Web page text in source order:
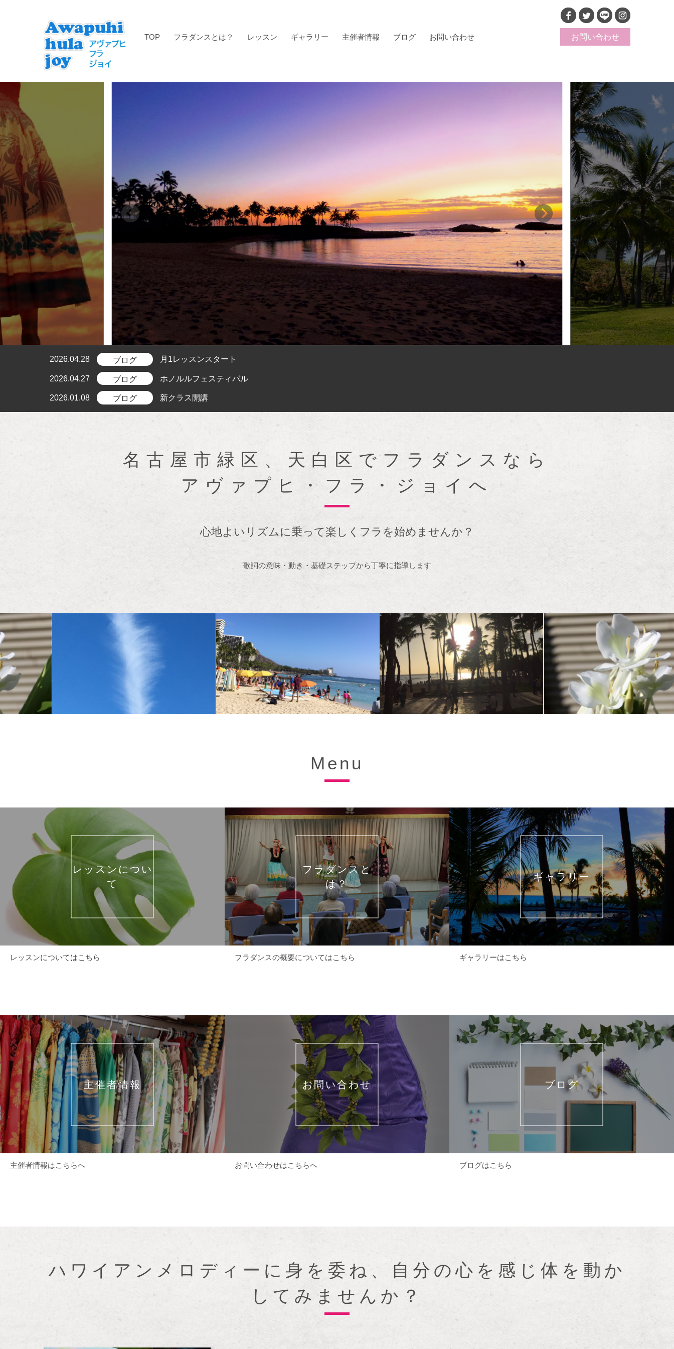
TOP フラダンスとは？ レッスン ギャラリー 主催者情報 ブログ お問い合わせ お問い合わせ
2026.04.28 ブログ 月1レッスンスタート
2026.04.27 ブログ ホノルルフェスティバル
2026.01.08 ブログ 新クラス開講
名古屋市緑区、天白区でフラダンスなら
アヴァプヒ・フラ・ジョイへ
心地よいリズムに乗って楽しくフラを始めませんか？
歌詞の意味・動き・基礎ステップから丁寧に指導します
Menu
レッスンについ
て
レッスンについてはこちら
フラダンスと
は？
フラダンスの概要についてはこちら
ギャラリー
ギャラリーはこちら
主催者情報
主催者情報はこちらへ
お問い合わせ
お問い合わせはこちらへ
ブログ
ブログはこちら
ハワイアンメロディーに身を委ね、自分の心を感じ体を動か
してみませんか？